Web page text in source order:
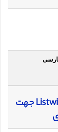
نظریه و الگوریتم رویکرد Listwise جهت